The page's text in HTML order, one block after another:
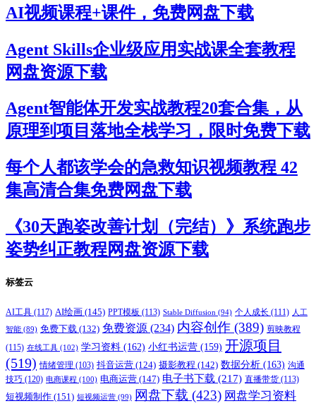
AI视频课程+课件，免费网盘下载
Agent Skills企业级应用实战课全套教程
网盘资源下载
Agent智能体开发实战教程20套合集，从
原理到项目落地全栈学习，限时免费下载
每个人都该学会的急救知识视频教程 42
集高清合集免费网盘下载
《30天跑姿改善计划（完结）》系统跑步
姿势纠正教程网盘资源下载
标签云
AI工具 (117) AI绘画 (145) PPT模板 (113) Stable Diffusion (94) 个人成长 (111) 人工
智能 (89) 免费下载 (132) 免费资源 (234) 内容创作 (389) 剪映教程
(115) 在线工具 (102) 学习资料 (162) 小红书运营 (159) 开源项目
(519) 情绪管理 (103) 抖音运营 (124) 摄影教程 (142) 数据分析 (163) 沟通
技巧 (120) 电商课程 (100) 电商运营 (147) 电子书下载 (217) 直播带货 (113)
短视频制作 (151) 短视频运营 (99) 网盘下载 (423) 网盘学习资料